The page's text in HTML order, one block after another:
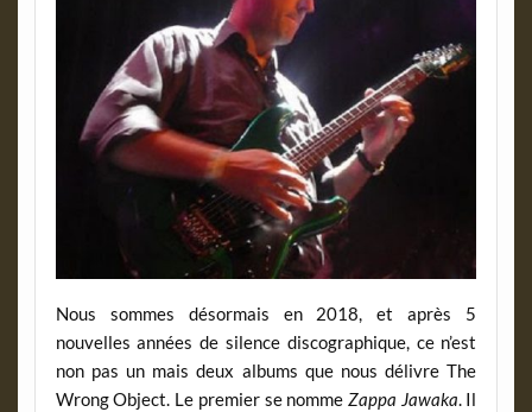
Nous sommes désormais en 2018, et après 5
nouvelles années de silence discographique, ce n’est
non pas un mais deux albums que nous délivre The
Wrong Object. Le premier se nomme Zappa Jawaka. Il